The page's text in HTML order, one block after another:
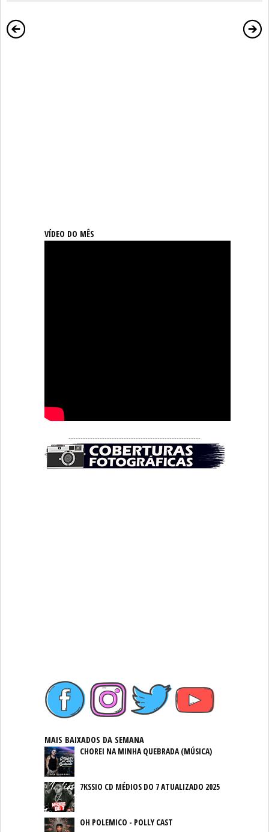
VÍDEO DO MÊS
-------------------------------------------------------
MAIS BAIXADOS DA SEMANA
CHOREI NA MINHA QUEBRADA (MÚSICA)
7KSSIO CD MÉDIOS DO 7 ATUALIZADO 2025
OH POLEMICO - POLLY CAST